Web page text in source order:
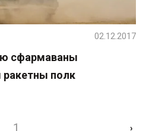
сфармаваны
ракетны полк
02.12.2017
1 ›